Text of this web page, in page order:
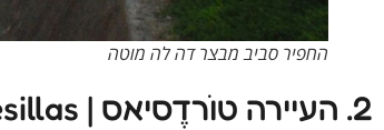
החפיר סביב מבצר דה לה מוטה
2. העיירה טוֺרדֶסיאס | Tordesillas